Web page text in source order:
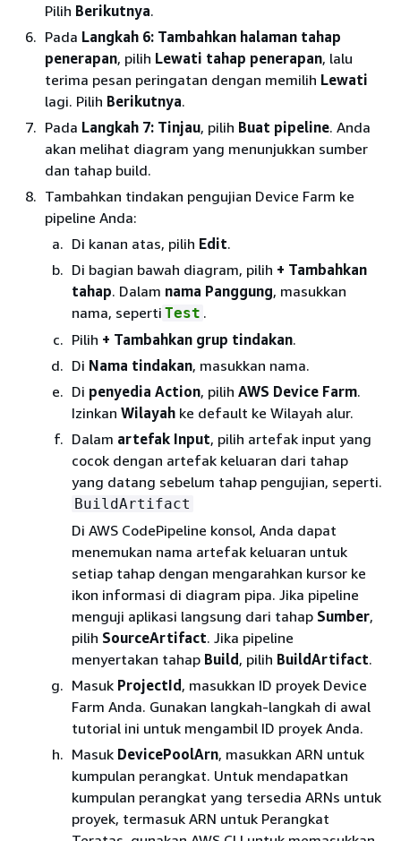
Pilih Berikutnya.
Pada Langkah 6: Tambahkan halaman tahap
penerapan, pilih Lewati tahap penerapan, lalu
terima pesan peringatan dengan memilih Lewati
lagi. Pilih Berikutnya.
Pada Langkah 7: Tinjau, pilih Buat pipeline. Anda
akan melihat diagram yang menunjukkan sumber
dan tahap build.
Tambahkan tindakan pengujian Device Farm ke
pipeline Anda:
Di kanan atas, pilih Edit.
Di bagian bawah diagram, pilih + Tambahkan
tahap. Dalam nama Panggung, masukkan
nama, seperti Test .
Pilih + Tambahkan grup tindakan.
Di Nama tindakan, masukkan nama.
Di penyedia Action, pilih AWS Device Farm.
Izinkan Wilayah ke default ke Wilayah alur.
Dalam artefak Input, pilih artefak input yang
cocok dengan artefak keluaran dari tahap
yang datang sebelum tahap pengujian, seperti.
BuildArtifact
Di AWS CodePipeline konsol, Anda dapat
menemukan nama artefak keluaran untuk
setiap tahap dengan mengarahkan kursor ke
ikon informasi di diagram pipa. Jika pipeline
menguji aplikasi langsung dari tahap Sumber,
pilih SourceArtifact. Jika pipeline
menyertakan tahap Build, pilih BuildArtifact.
Masuk ProjectId, masukkan ID proyek Device
Farm Anda. Gunakan langkah-langkah di awal
tutorial ini untuk mengambil ID proyek Anda.
Masuk DevicePoolArn, masukkan ARN untuk
kumpulan perangkat. Untuk mendapatkan
kumpulan perangkat yang tersedia ARNs untuk
proyek, termasuk ARN untuk Perangkat